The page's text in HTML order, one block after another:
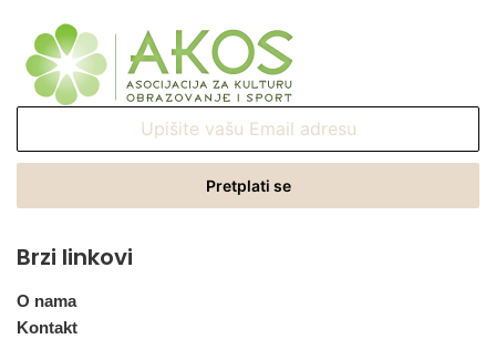
Email
Brzi linkovi
O nama
Kontakt